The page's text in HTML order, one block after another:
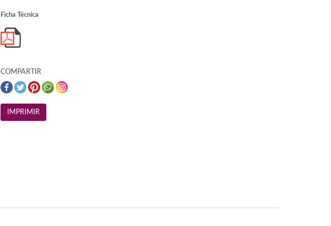
Ficha Técnica
COMPARTIR